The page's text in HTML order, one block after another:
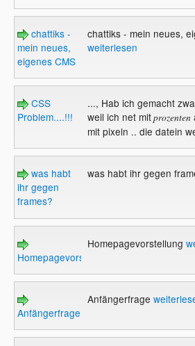
chattiks -
mein neues,
eigenes CMS
chattiks - mein neues,
weiterlesen
CSS
Problem....!!!
..., Hab ich gemacht
weil ich net mitprozenten
mit pixeln .. die datein
was habt
ihr gegen
frames?
was habt ihr gegen
Homepagevorstellung
Homepagevorstellung
Anfängerfrage
Anfängerfrage